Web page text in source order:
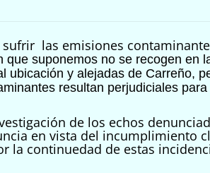
las emisiones
que suponemos no se recogen en
ubicación y alejadas de Carreño,
resultan perjudiciales
de los echos
en vista del incumplimiento
la continuedad de estas